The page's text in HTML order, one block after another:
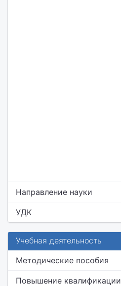
Направление науки
УДК
Учебная деятельность
Методические пособия
Повышение квалификации